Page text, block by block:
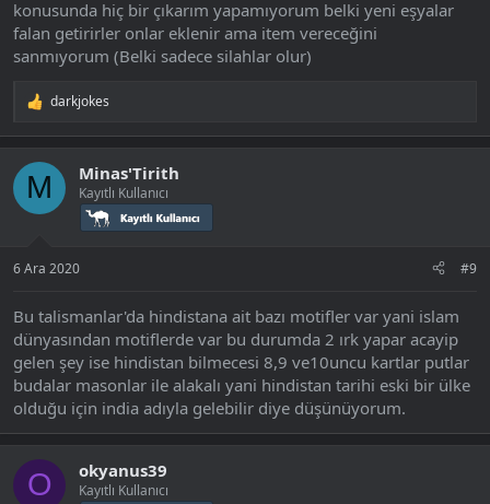
konusunda hiç bir çıkarım yapamıyorum belki yeni eşyalar
falan getirirler onlar eklenir ama item vereceğini
sanmıyorum (Belki sadece silahlar olur)
T
p
k
e
darkjokes
M Minas'Tirith
Kayıtlı Kullanıcı
6 Ara 2020 #9
Bu talismanlar'da hindistana ait bazı motifler var yani islam
dünyasından motiflerde var bu durumda 2 ırk yapar acayip
gelen şey ise hindistan bilmecesi 8,9 ve10uncu kartlar putlar
budalar masonlar ile alakalı yani hindistan tarihi eski bir ülke
olduğu için india adıyla gelebilir diye düşünüyorum.
O okyanus39
Kayıtlı Kullanıcı